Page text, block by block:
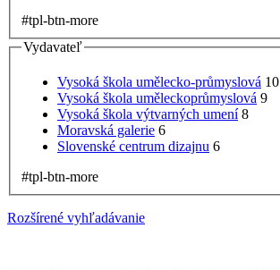
#tpl-btn-more
Vydavateľ
Vysoká škola umělecko-průmyslová 10
Vysoká škola uměleckoprůmyslová 9
Vysoká škola výtvarných umení 8
Moravská galerie 6
Slovenské centrum dizajnu 6
#tpl-btn-more
Rozšírené vyhľadávanie